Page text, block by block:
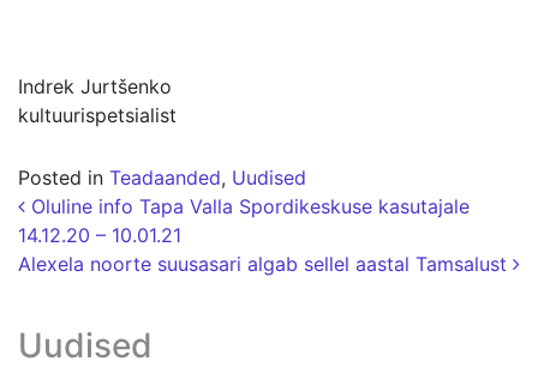
Indrek Jurtšenko
kultuurispetsialist
Posted in Teadaanded, Uudised
Postituse navigatsioon
Oluline info Tapa Valla Spordikeskuse kasutajale
14.12.20 – 10.01.21
Alexela noorte suusasari algab sellel aastal Tamsalust
Uudised